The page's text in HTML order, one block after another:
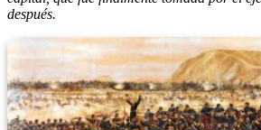
después.